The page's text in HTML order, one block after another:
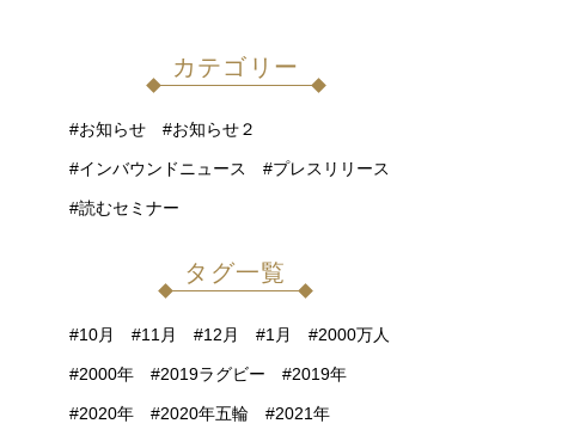
カテゴリー
お知らせ お知らせ２
インバウンドニュース プレスリリース
読むセミナー
タグ一覧
10月 11月 12月 1月 2000万人
2000年 2019ラグビー 2019年
2020年 2020年五輪 2021年